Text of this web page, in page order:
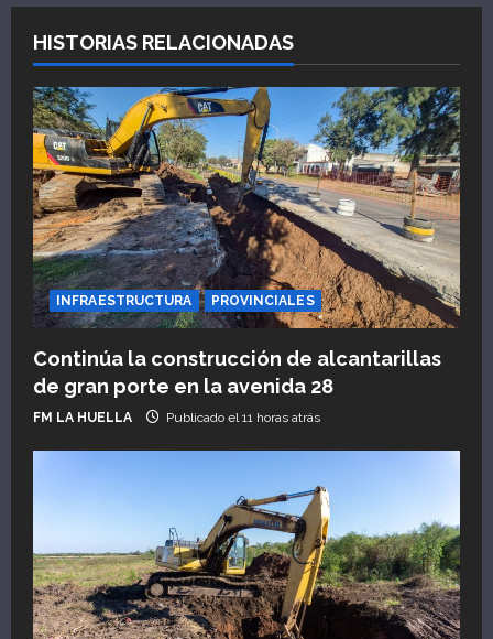
c
i
ó
n
d
e
e
n
t
r
a
s
HISTORIAS RELACIONADAS
INFRAESTRUCTURA PROVINCIALES
Continúa la construcción de alcantarillas
de gran porte en la avenida 28
FM LA HUELLA Publicado el 11 horas atrás